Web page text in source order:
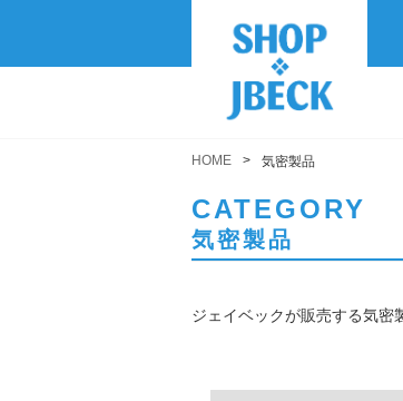
HOME 気密製品
CATEGORY
気密製品
ジェイベックが販売する気密